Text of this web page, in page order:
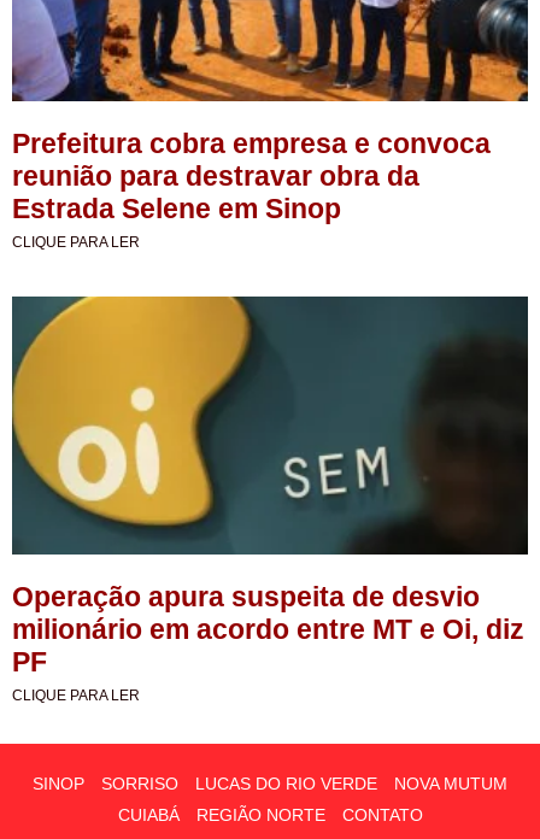
Prefeitura cobra empresa e convoca
reunião para destravar obra da
Estrada Selene em Sinop
CLIQUE PARA LER
Operação apura suspeita de desvio
milionário em acordo entre MT e Oi, diz
PF
CLIQUE PARA LER
SINOP SORRISO LUCAS DO RIO VERDE
NOVA MUTUM
CUIABÁ
REGIÃO NORTE CONTATO